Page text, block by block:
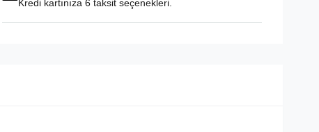
Kredi kartınıza 6 taksit seçenekleri.